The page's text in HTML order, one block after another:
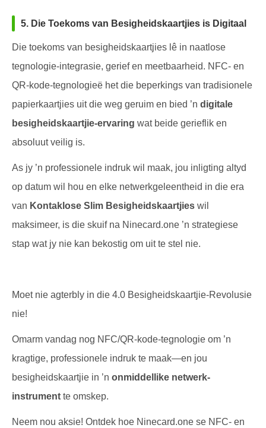
5. Die Toekoms van Besigheidskaartjies is Digitaal
Die toekoms van besigheidskaartjies lê in naatlose
tegnologie-integrasie, gerief en meetbaarheid. NFC- en
QR-kode-tegnologieë het die beperkings van tradisionele
papierkaartjies uit die weg geruim en bied ’n digitale
besigheidskaartjie-ervaring wat beide gerieflik en
absoluut veilig is.
As jy ’n professionele indruk wil maak, jou inligting altyd
op datum wil hou en elke netwerkgeleentheid in die era
van Kontaklose Slim Besigheidskaartjies wil
maksimeer, is die skuif na Ninecard.one ’n strategiese
stap wat jy nie kan bekostig om uit te stel nie.
Moet nie agterbly in die 4.0 Besigheidskaartjie-Revolusie
nie!
Omarm vandag nog NFC/QR-kode-tegnologie om ’n
kragtige, professionele indruk te maak—en jou
besigheidskaartjie in ’n onmiddellike netwerk-
instrument te omskep.
Neem nou aksie! Ontdek hoe Ninecard.one se NFC- en